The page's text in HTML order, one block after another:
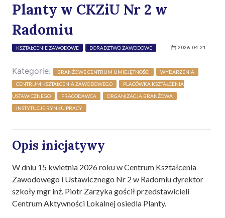
Planty w CKZiU Nr 2 w
Radomiu
KSZTAŁCENIE ZAWODOWE DORADZTWO ZAWODOWE 2026-04-21
Kategorie: BRANŻOWE CENTRUM UMIEJĘTNOŚCI
WYDARZENIA
CENTRUM KSZTAŁCENIA ZAWODOWEGO
PLACÓWKA KSZTAŁCENIA
USTAWICZNEGO
PRACODAWCA
ORGANIZACJA BRANŻOWA
INSTYTUCJE RYNKU PRACY
Opis inicjatywy
W dniu 15 kwietnia 2026 roku w Centrum Kształcenia
Zawodowego i Ustawicznego Nr 2 w Radomiu dyrektor
szkoły mgr inż. Piotr Zarzyka gościł przedstawicieli
Centrum Aktywności Lokalnej osiedla Planty.